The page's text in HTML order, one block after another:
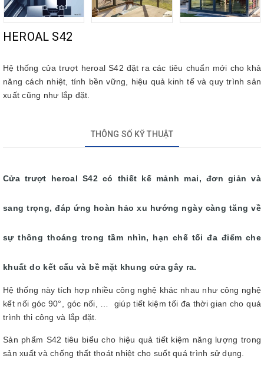
HEROAL S42
Hệ thống cửa trượt heroal S42 đặt ra các tiêu chuẩn mới cho khả
năng cách nhiệt, tính bền vững, hiệu quả kinh tế và quy trình sản
xuất cũng như lắp đặt.
THÔNG SỐ KỸ THUẬT
Cửa trượt heroal S42 có thiết kế mảnh mai, đơn giản và
sang trọng, đáp ứng hoàn hảo xu hướng ngày càng tăng về
sự thông thoáng trong tầm nhìn, hạn chế tối đa điểm che
khuất do kết cấu và bề mặt khung cửa gây ra.
Hệ thống này tích hợp nhiều công nghệ khác nhau như công nghệ
kết nối góc 90°, góc nối, … giúp tiết kiệm tối đa thời gian cho quá
trình thi công và lắp đặt.
Sản phẩm S42 tiêu biểu cho hiệu quả tiết kiệm năng lượng trong
sản xuất và chống thất thoát nhiệt cho suốt quá trình sử dụng.